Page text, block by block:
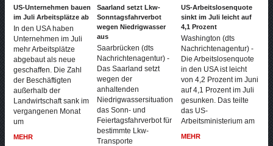
US-Unternehmen bauen
im Juli Arbeitsplätze ab
In den USA haben
Unternehmen im Juli
mehr Arbeitsplätze
abgebaut als neue
geschaffen. Die Zahl
der Beschäftigten
außerhalb der
Landwirtschaft sank im
vergangenen Monat
um
MEHR
Saarland setzt Lkw-
Sonntagsfahrverbot
wegen Niedrigwasser
aus
Saarbrücken (dts
Nachrichtenagentur) -
Das Saarland setzt
wegen der
anhaltenden
Niedrigwassersituation
das Sonn- und
Feiertagsfahrverbot für
bestimmte Lkw-
Transporte
US-Arbeitslosenquote
sinkt im Juli leicht auf
4,1 Prozent
Washington (dts
Nachrichtenagentur) -
Die Arbeitslosenquote
in den USA ist leicht
von 4,2 Prozent im Juni
auf 4,1 Prozent im Juli
gesunken. Das teilte
das US-
Arbeitsministerium am
MEHR